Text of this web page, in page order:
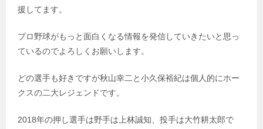
援してます。
プロ野球がもっと面白くなる情報を発信していきたいと思っ
ているのでよろしくお願いします。
どの選手も好きですが秋山幸二と小久保裕紀は個人的にホー
クスの二大レジェンドです。
2018年の押し選手は野手は上林誠知、投手は大竹耕太郎で